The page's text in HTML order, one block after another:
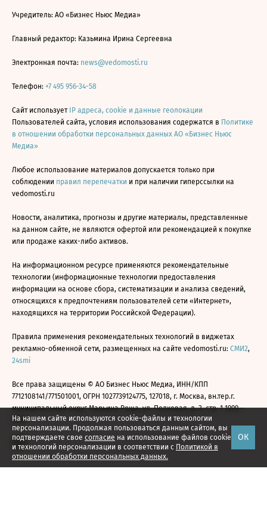
На нашем сайте используются cookie-файлы и технологии
персонализации. Продолжая пользоваться данным сайтом, вы
подтверждаете свое согласие на использование файлов cookie
и технологий персонализации в соответствии с Политикой в
отношении обработки персональных данных.
ОК
Учредитель: АО «Бизнес Ньюс Медиа»
Главный редактор: Казьмина Ирина Сергеевна
Электронная почта: news@vedomosti.ru
Телефон: +7 495 956-34-58
Сайт использует IP адреса, cookie и данные геолокации
Пользователей сайта, условия использования содержатся в Политике
в отношении обработки персональных данных АО «Бизнес Ньюс
Медиа»
Любое использование материалов допускается только при
соблюдении правил перепечатки и при наличии гиперссылки на
vedomosti.ru
Новости, аналитика, прогнозы и другие материалы, представленные
на данном сайте, не являются офертой или рекомендацией к покупке
или продаже каких-либо активов.
На информационном ресурсе применяются рекомендательные
технологии (информационные технологии предоставления
информации на основе сбора, систематизации и анализа сведений,
относящихся к предпочтениям пользователей сети «Интернет»,
находящихся на территории Российской Федерации).
Правила применения рекомендательных технологий в виджетах
рекламно-обменной сети, размещенных на сайте vedomosti.ru: СМИ2,
24smi
Все права защищены © АО Бизнес Ньюс Медиа, ИНН/КПП
7712108141/771501001, ОГРН 1027739124775, 127018, г. Москва, вн.тер.г.
муниципальный округ Марьина Роща, ул. Полковая, д. 3, стр. 1 1999—
2026